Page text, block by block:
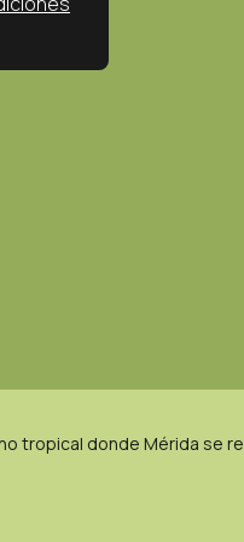
tropical donde Mérida se